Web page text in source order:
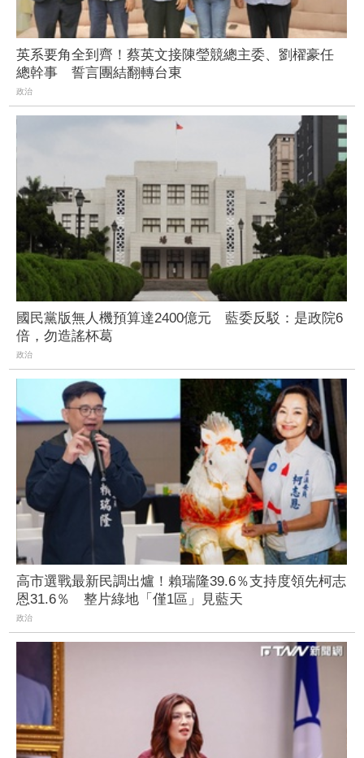
英系要角全到齊！蔡英文接陳瑩競總主委、劉櫂豪任
總幹事 誓言團結翻轉台東
政治
國民黨版無人機預算達2400億元 藍委反駁：是政院6
倍，勿造謠杯葛
政治
高市選戰最新民調出爐！賴瑞隆39.6％支持度領先柯志
恩31.6％ 整片綠地「僅1區」見藍天
政治